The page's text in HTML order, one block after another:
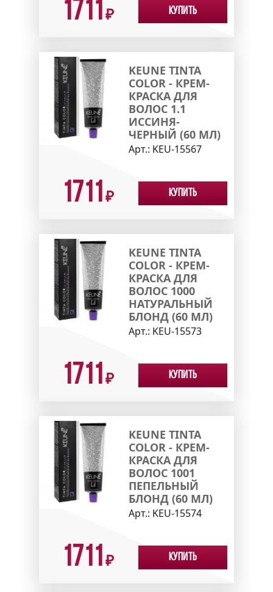
1711 ₽ Купить
KEUNE TINTA
COLOR - КРЕМ-
КРАСКА ДЛЯ
ВОЛОС 1.1
ИССИНЯ-
ЧЕРНЫЙ (60 МЛ)
Арт.: KEU-15567
1711 ₽ Купить
KEUNE TINTA
COLOR - КРЕМ-
КРАСКА ДЛЯ
ВОЛОС 1000
НАТУРАЛЬНЫЙ
БЛОНД (60 МЛ)
Арт.: KEU-15573
1711 ₽ Купить
KEUNE TINTA
COLOR - КРЕМ-
КРАСКА ДЛЯ
ВОЛОС 1001
ПЕПЕЛЬНЫЙ
БЛОНД (60 МЛ)
Арт.: KEU-15574
1711 ₽ Купить